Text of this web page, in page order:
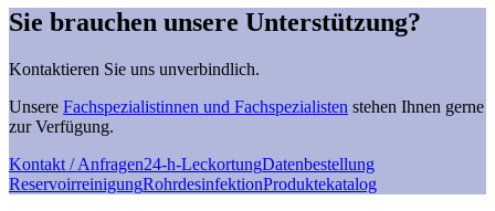
Sie brauchen unsere Unterstützung?
Kontaktieren Sie uns unverbindlich.
Unsere Fachspezialistinnen und Fachspezialisten stehen Ihnen gerne
zur Verfügung.
Kontakt / Anfragen24-h-LeckortungDatenbestellung
ReservoirreinigungRohrdesinfektionProduktekatalog